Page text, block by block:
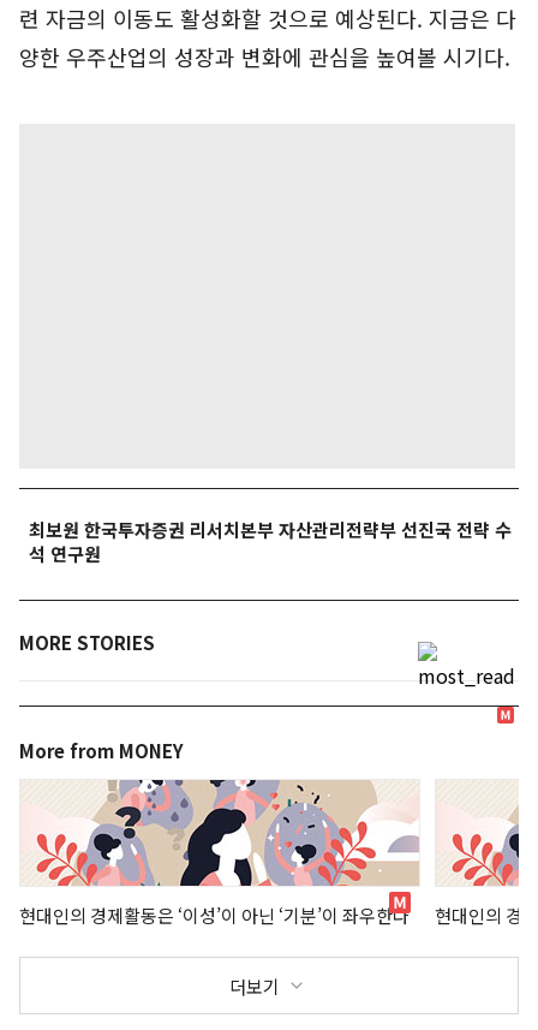
련 자금의 이동도 활성화할 것으로 예상된다. 지금은 다
양한 우주산업의 성장과 변화에 관심을 높여볼 시기다.
최보원 한국투자증권 리서치본부 자산관리전략부 선진국 전략 수
석 연구원
MORE STORIES
More from MONEY
현대인의 경제활동은 ‘이성’이 아닌 ‘기분’이 좌우한다 현대인의 경
더보기